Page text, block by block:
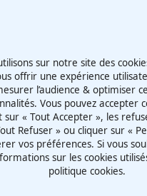
Z.I. Nord
sur notre site des
offrir une expérience
l’audience & optimiser
Vous pouvez accepter
sur « Tout Accepter », les
Refuser » ou cliquer sur «
vos préférences. Si vous
sur les cookies
politique cookies.